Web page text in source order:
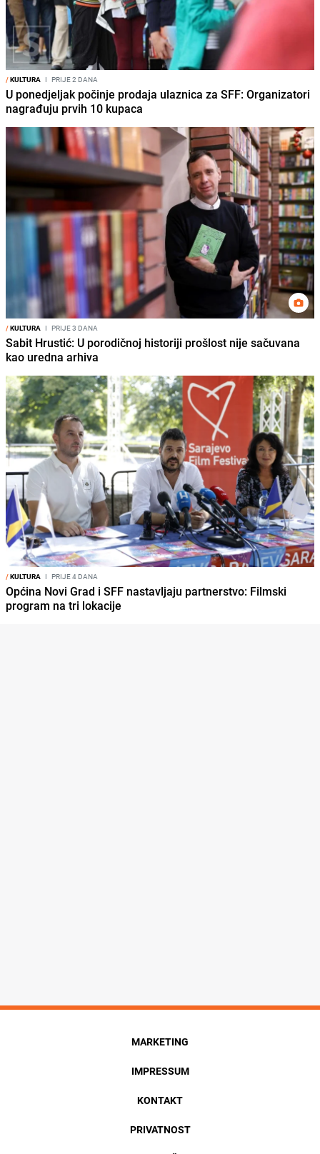
/KULTURA I PRIJE 2 DANA
U ponedjeljak počinje prodaja ulaznica za SFF: Organizatori
nagrađuju prvih 10 kupaca
/KULTURA I PRIJE 3 DANA
Sabit Hrustić: U porodičnoj historiji prošlost nije sačuvana
kao uredna arhiva
/KULTURA I PRIJE 4 DANA
Općina Novi Grad i SFF nastavljaju partnerstvo: Filmski
program na tri lokacije
MARKETING
IMPRESSUM
KONTAKT
PRIVATNOST